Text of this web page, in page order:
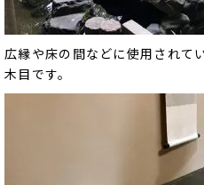
広縁や床の間などに使用されて
木目です。